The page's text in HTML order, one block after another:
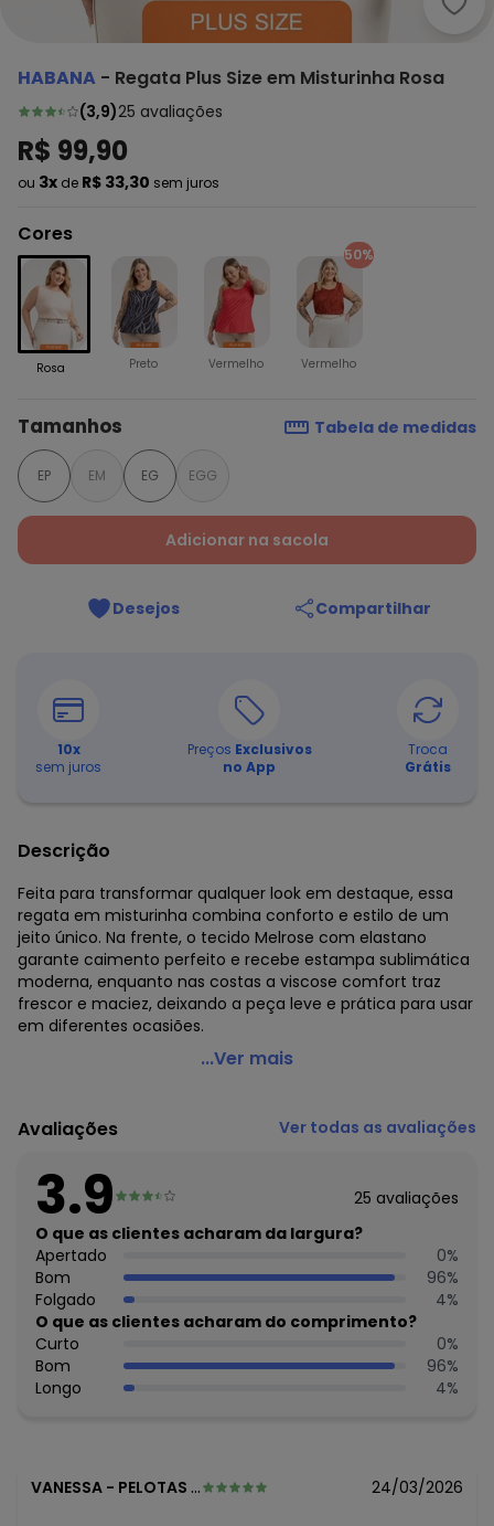
HABANA - Regata Plus Size em Misturinha Rosa
(3,9)25 avaliações
R$ 99,90
ou 3x de R$ 33,30 sem juros
Cores
Rosa Preto Vermelho
50%
Vermelho
Tamanhos Tabela de medidas
EP EM EG EGG
Adicionar na sacola
Desejos Compartilhar
10x
sem juros
Preços Exclusivos
no App
Troca
Grátis
Descrição
Feita para transformar qualquer look em destaque, essa
regata em misturinha combina conforto e estilo de um
jeito único. Na frente, o tecido Melrose com elastano
garante caimento perfeito e recebe estampa sublimática
moderna, enquanto nas costas a viscose comfort traz
frescor e maciez, deixando a peça leve e prática para usar
em diferentes ocasiões.
Habana - Regata Plus Size em Misturinha Rosa
Modelo: Regata
Modelo da Manga: Regata
Fornecedor: CATIVA TEXTIL IND. E COM. LTDA / CNPJ
80.959.513/0001-63
Feito: Brasil
Cuidados para conservação do produto: Lavar á Mão, Não
Alvejar, Não Secar em Tambor, Secar no Varal á Sombra,
Não Passar, Não Limpar á Seco
Tecido: Misturinha
Composição: FRENTE: 88% POLIESTER, 12% ELASTANO,
COSTAS: 96% VISCOSE, 4% ELASTANO
...Ver mais
Avaliações Ver todas as avaliações
3.9 25 avaliações
O que as clientes acharam da largura?
Apertado
0%
Bom
96%
Folgado
4%
O que as clientes acharam do comprimento?
Curto
0%
Bom
96%
Longo
4%
VANESSA - PELOTAS - RS 24/03/2026